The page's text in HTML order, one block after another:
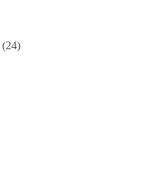
(24)